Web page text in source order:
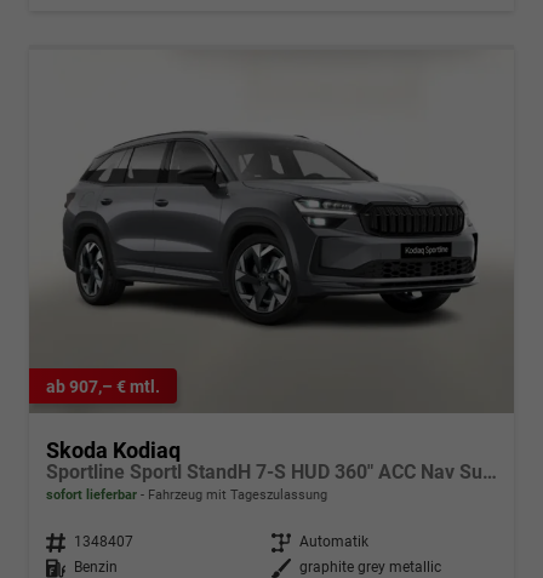
ab 907,– € mtl.
Skoda Kodiaq
Sportline Sportl StandH 7-S HUD 360" ACC Nav SunS
sofort lieferbar Fahrzeug mit Tageszulassung
Fahrzeugnr. 1348407 Getriebe Automatik
Kraftstoff
Benzin Außenfarbe graphite grey metallic